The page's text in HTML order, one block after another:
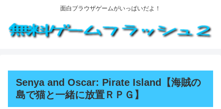
面白ブラウザゲームがいっぱいだよ！
Senya and Oscar: Pirate Island【海賊の
島で猫と一緒に放置ＲＰＧ】